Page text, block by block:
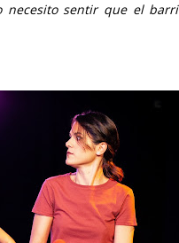
necesito sentir que el